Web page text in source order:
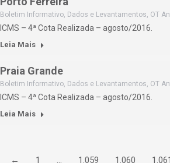
Boletim Informativo, Dados e Levantamentos, OT
ICMS – 4ª Cota Realizada – agosto/2016.
Leia Mais
Praia Grande
Boletim Informativo, Dados e Levantamentos, OT
ICMS – 4ª Cota Realizada – agosto/2016.
Leia Mais
← 1 … 1.059 1.060 1.061